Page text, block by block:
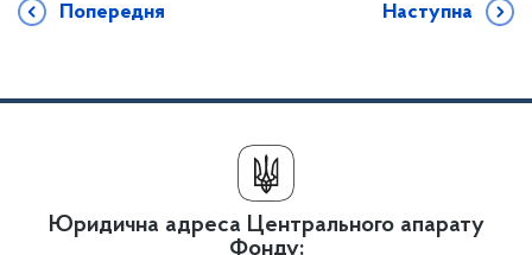
Попередня Наступна
Юридична адреса Центрального апарату
Фонду: